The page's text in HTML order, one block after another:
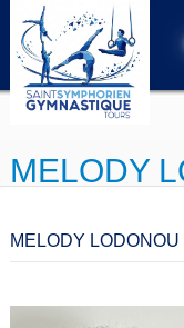
MELODY
MELODY LODONOU